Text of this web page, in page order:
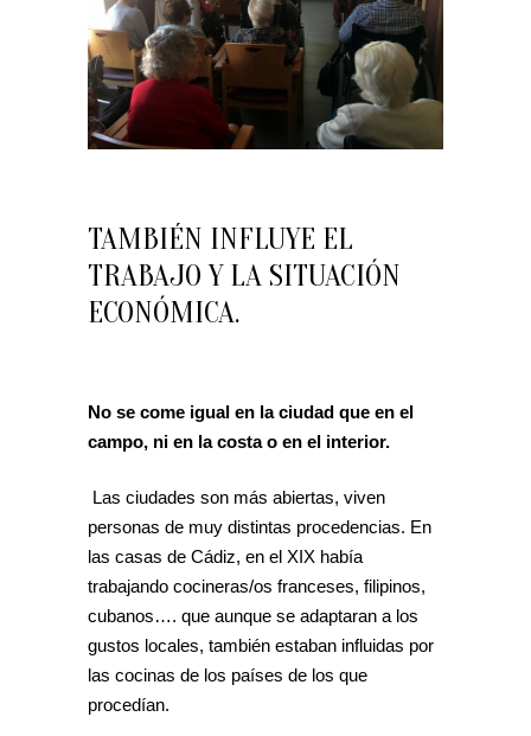
TAMBIÉN INFLUYE EL
TRABAJO Y LA SITUACIÓN
ECONÓMICA.
No se come igual en la ciudad que en el
campo, ni en la costa o en el interior.
Las ciudades son más abiertas, viven
personas de muy distintas procedencias. En
las casas de Cádiz, en el XIX había
trabajando cocineras/os franceses, filipinos,
cubanos…. que aunque se adaptaran a los
gustos locales, también estaban influidas por
las cocinas de los países de los que
procedían.